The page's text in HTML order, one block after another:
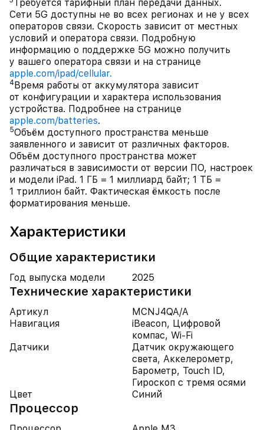
Требуется тарифный план передачи данных.
Сети 5G доступны не во всех регионах и не у всех
операторов связи. Скорость зависит от местных
условий и оператора связи. Подробную
информацию о поддержке 5G можно получить
у вашего оператора связи и на странице
apple.com/ipad/cellular.
4Время работы от аккумулятора зависит
от конфигурации и характера использования
устройства. Подробнее на странице
apple.com/batteries.
5Объём доступного пространства меньше
заявленного и зависит от различных факторов.
Объём доступного пространства может
различаться в зависимости от версии ПО, настроек
и модели iPad. 1 ГБ = 1 миллиард байт; 1 ТБ =
1 триллион байт. Фактическая ёмкость после
форматирования меньше.
Характеристики
Общие характеристики
Год выпуска модели 2025
Технические характеристики
Артикул
MCNJ4QA/A
Навигация
iBeacon, Цифровой
компас, Wi-Fi
Датчики
Датчик окружающего
света, Аккелерометр,
Барометр, Touch ID,
Гироскоп с тремя осями
Цвет
Синий
Процессор